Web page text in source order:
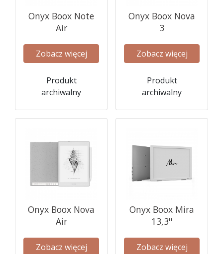
Onyx Boox Note
Air
Zobacz więcej
Produkt
archiwalny
Onyx Boox Nova
3
Zobacz więcej
Produkt
archiwalny
Onyx Boox Nova
Air
Zobacz więcej
Onyx Boox Mira
13,3''
Zobacz więcej